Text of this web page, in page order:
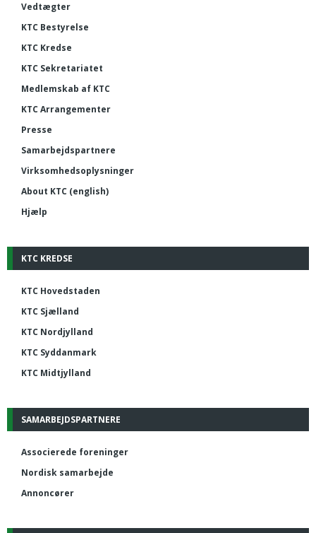
Vedtægter
KTC Bestyrelse
KTC Kredse
KTC Sekretariatet
Medlemskab af KTC
KTC Arrangementer
Presse
Samarbejdspartnere
Virksomhedsoplysninger
About KTC (english)
Hjælp
KTC KREDSE
KTC Hovedstaden
KTC Sjælland
KTC Nordjylland
KTC Syddanmark
KTC Midtjylland
SAMARBEJDSPARTNERE
Associerede foreninger
Nordisk samarbejde
Annoncører